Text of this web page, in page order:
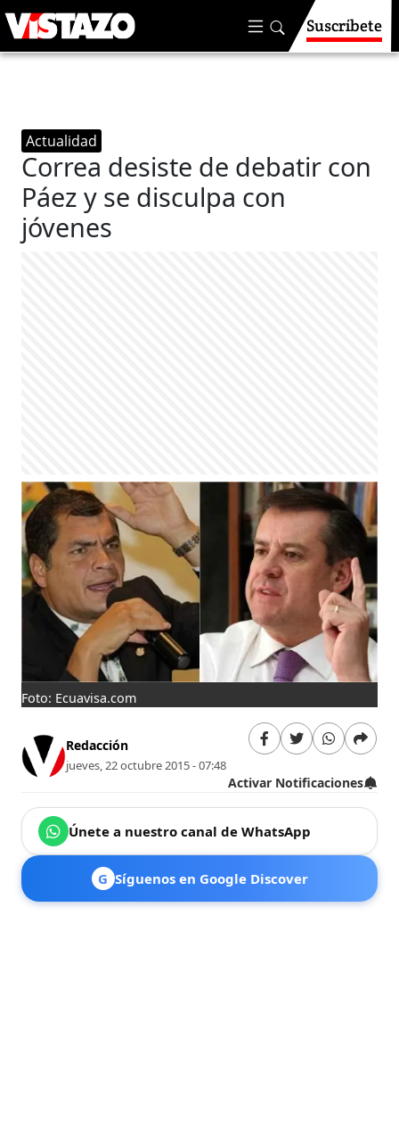
Suscríbete
Actualidad
Correa desiste de debatir con
Páez y se disculpa con
jóvenes
Foto: Ecuavisa.com
Redacción
jueves, 22 octubre 2015 - 07:48
Activar Notificaciones
Únete a nuestro canal de WhatsApp
G Síguenos en Google Discover